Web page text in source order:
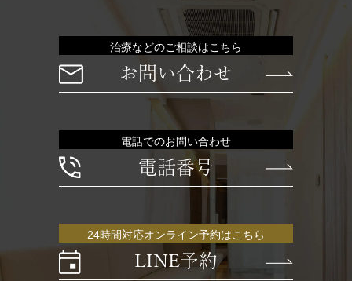
治療などのご相談はこちら
お問い合わせ
電話でのお問い合わせ
電話番号
24時間対応オンライン予約はこちら
LINE予約